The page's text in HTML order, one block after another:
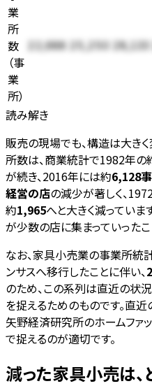
業
所
数
（事
業
所）
22,688 25,250 28,133
読み解き
販売の現場でも、構造は大き
所数は、商業統計で1982年の
が続き、2016年には約6,128
経営の店の減少が著しく、
約1,965へと大きく減っていま
が少数の店に集まっていった
なお、家具小売業の事業所統
ンサスへ移行したことに伴い、
のため、この系列は直近の状
を捉えるためのものです。直
矢野経済研究所のホームファ
で捉えるのが適切です。
減った家具小売は